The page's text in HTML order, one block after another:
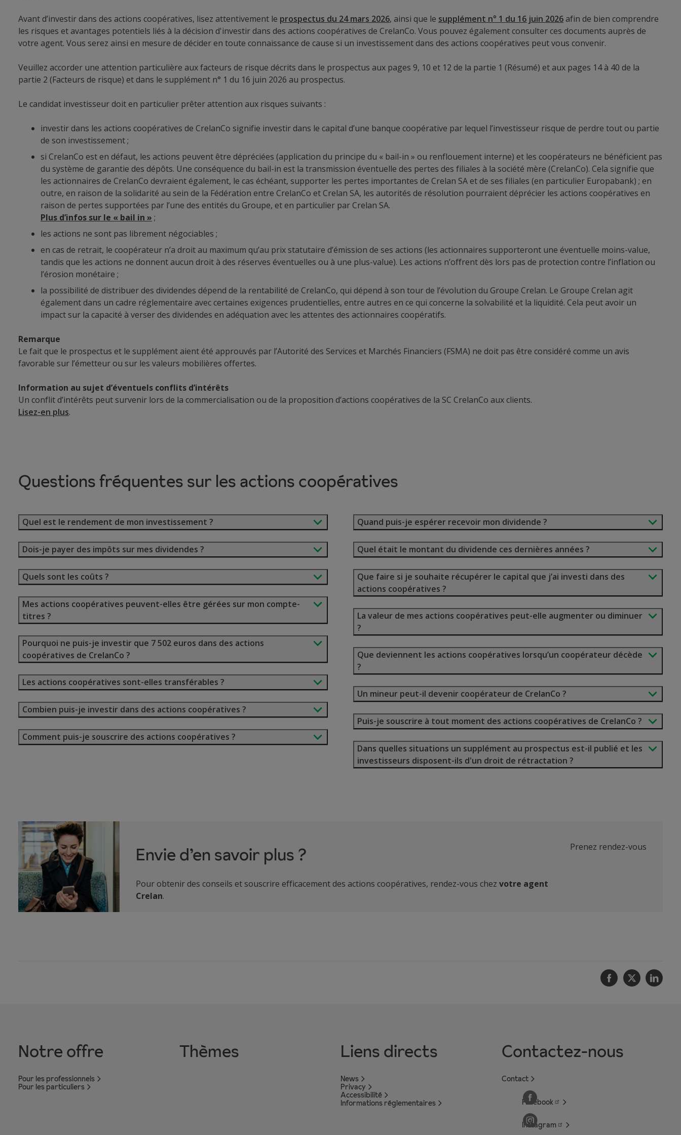
Avant d’investir dans des actions coopératives, lisez attentivement le prospectus du 24 mars 2026, ainsi que le supplément n° 1 du 16 juin 2026 afin de bien comprendre
les risques et avantages potentiels liés à la décision d'investir dans des actions coopératives de CrelanCo. Vous pouvez également consulter ces documents auprès de
votre agent. Vous serez ainsi en mesure de décider en toute connaissance de cause si un investissement dans des actions coopératives peut vous convenir.
Veuillez accorder une attention particulière aux facteurs de risque décrits dans le prospectus aux pages 9, 10 et 12 de la partie 1 (Résumé) et aux pages 14 à 40 de la
partie 2 (Facteurs de risque) et dans le supplément n° 1 du 16 juin 2026 au prospectus.
Le candidat investisseur doit en particulier prêter attention aux risques suivants :
investir dans les actions coopératives de CrelanCo signifie investir dans le capital d’une banque coopérative par lequel l’investisseur risque de perdre tout ou partie
de son investissement ;
si CrelanCo est en défaut, les actions peuvent être dépréciées (application du principe du « bail-in » ou renflouement interne) et les coopérateurs ne bénéficient pas
du système de garantie des dépôts. Une conséquence du bail-in est la transmission éventuelle des pertes des filiales à la société mère (CrelanCo). Cela signifie que
les actionnaires de CrelanCo devraient également, le cas échéant, supporter les pertes importantes de Crelan SA et de ses filiales (en particulier Europabank) ; en
outre, en raison de la solidarité au sein de la Fédération entre CrelanCo et Crelan SA, les autorités de résolution pourraient déprécier les actions coopératives en
raison de pertes supportées par l’une des entités du Groupe, et en particulier par Crelan SA.
Plus d’infos sur le « bail in » ;
les actions ne sont pas librement négociables ;
en cas de retrait, le coopérateur n’a droit au maximum qu’au prix statutaire d’émission de ses actions (les actionnaires supporteront une éventuelle moins-value,
tandis que les actions ne donnent aucun droit à des réserves éventuelles ou à une plus-value). Les actions n’offrent dès lors pas de protection contre l’inflation ou
l’érosion monétaire ;
la possibilité de distribuer des dividendes dépend de la rentabilité de CrelanCo, qui dépend à son tour de l’évolution du Groupe Crelan. Le Groupe Crelan agit
également dans un cadre réglementaire avec certaines exigences prudentielles, entre autres en ce qui concerne la solvabilité et la liquidité. Cela peut avoir un
impact sur la capacité à verser des dividendes en adéquation avec les attentes des actionnaires coopératifs.
Remarque
Le fait que le prospectus et le supplément aient été approuvés par l’Autorité des Services et Marchés Financiers (FSMA) ne doit pas être considéré comme un avis
favorable sur l’émetteur ou sur les valeurs mobilières offertes.
Information au sujet d’éventuels conflits d’intérêts
Un conflit d’intérêts peut survenir lors de la commercialisation ou de la proposition d’actions coopératives de la SC CrelanCo aux clients.
Lisez-en plus.
Questions fréquentes sur les actions coopératives
Quel est le rendement de mon investissement ?
Dois-je payer des impôts sur mes dividendes ?
Quels sont les coûts ?
Mes actions coopératives peuvent-elles être gérées sur mon compte-
titres ?
Pourquoi ne puis-je investir que 7 502 euros dans des actions
coopératives de CrelanCo ?
Les actions coopératives sont-elles transférables ?
Combien puis-je investir dans des actions coopératives ?
Comment puis-je souscrire des actions coopératives ?
Quand puis-je espérer recevoir mon dividende ?
Quel était le montant du dividende ces dernières années ?
Que faire si je souhaite récupérer le capital que j’ai investi dans des
actions coopératives ?
La valeur de mes actions coopératives peut-elle augmenter ou diminuer
?
Que deviennent les actions coopératives lorsqu’un coopérateur décède
?
Un mineur peut-il devenir coopérateur de CrelanCo ?
Puis-je souscrire à tout moment des actions coopératives de CrelanCo ?
Dans quelles situations un supplément au prospectus est-il publié et les
investisseurs disposent-ils d'un droit de rétractation ?
Envie d’en savoir plus ?
Pour obtenir des conseils et souscrire efficacement des actions coopératives, rendez-vous chez votre agent
Crelan.
Prenez rendez-vous
Facebook
Twitter
Notre offre
Pour les professionnels
Pour les particuliers
Thèmes Liens directs
News
Privacy
Accessibilité
Informations réglementaires
Contactez-nous
Contact
Facebook
Instagram